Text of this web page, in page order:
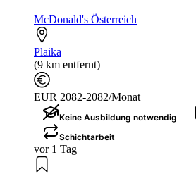
McDonald's Österreich
Plaika
(9 km entfernt)
EUR 2082-2082/Monat
Keine Ausbildung notwendig
Schichtarbeit
vor 1 Tag